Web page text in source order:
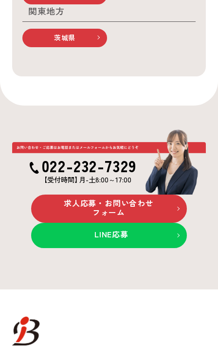
関東地方
茨城県
022-232-7329
【受付時間】 月-土8:00～17:00
求人応募・お問い合わせ
フォーム
LINE応募